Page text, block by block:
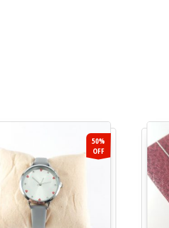
50%
OFF